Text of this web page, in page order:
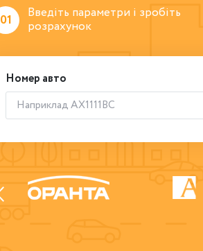
01
Введіть параметри і зробіть
розрахунок
Номер авто